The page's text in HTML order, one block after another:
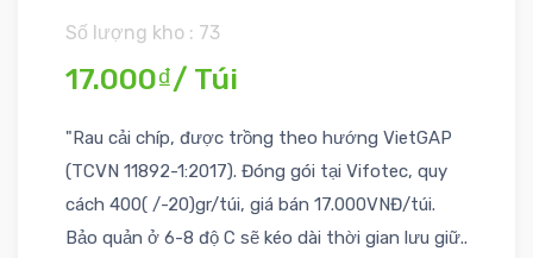
Số lượng kho : 73
17.000₫/ Túi
"Rau cải chíp, được trồng theo hướng VietGAP
(TCVN 11892-1:2017). Đóng gói tại Vifotec, quy
cách 400( /-20)gr/túi, giá bán 17.000VNĐ/túi.
Bảo quản ở 6-8 độ C sẽ kéo dài thời gian lưu giữ..